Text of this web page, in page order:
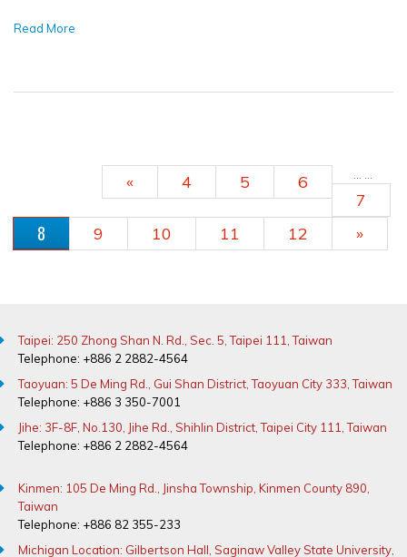
Read More
« 4 5
6
7
8 9 10 11 12 »
Taipei: 250 Zhong Shan N. Rd., Sec. 5, Taipei 111, Taiwan
Telephone: +886 2 2882-4564
Taoyuan: 5 De Ming Rd., Gui Shan District, Taoyuan City 333, Taiwan
Telephone: +886 3 350-7001
Jihe: 3F-8F, No.130, Jihe Rd., Shihlin District, Taipei City 111, Taiwan
Telephone: +886 2 2882-4564
Kinmen: 105 De Ming Rd., Jinsha Township, Kinmen County 890,
Taiwan
Telephone: +886 82 355-233
Michigan Location: Gilbertson Hall, Saginaw Valley State University,